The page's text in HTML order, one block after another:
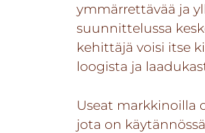
ymmärrettävää ja
suunnittelussa
kehittäjä voisi itse
loogista ja
Useat markkinoilla
jota on